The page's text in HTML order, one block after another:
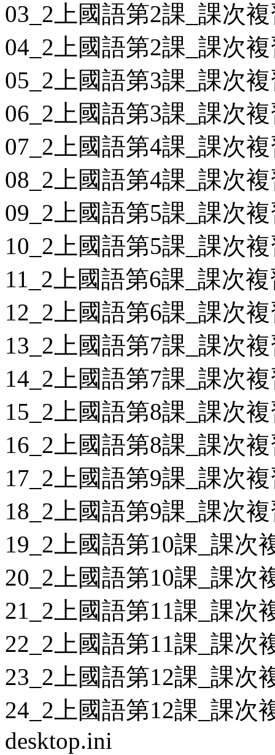
03_2上國語第2課_課次
04_2上國語第2課_課次
05_2上國語第3課_課次
06_2上國語第3課_課次
07_2上國語第4課_課次
08_2上國語第4課_課次
09_2上國語第5課_課次
10_2上國語第5課_課次
11_2上國語第6課_課次
12_2上國語第6課_課次
13_2上國語第7課_課次
14_2上國語第7課_課次
15_2上國語第8課_課次
16_2上國語第8課_課次
17_2上國語第9課_課次
18_2上國語第9課_課次
19_2上國語第10課_課次
20_2上國語第10課_課次
21_2上國語第11課_課次
22_2上國語第11課_課次
23_2上國語第12課_課次
24_2上國語第12課_課次
desktop.ini